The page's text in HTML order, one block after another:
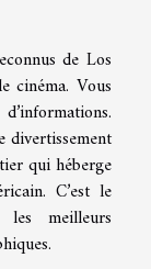
de Los
cinéma. Vous
divertissement
qui héberge
C’est le
meilleurs